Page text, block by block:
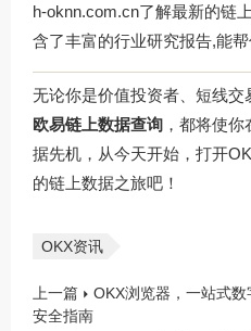
h-oknn.com.cn了解最新的链
含了丰富的行业研究报告,能
无论你是价值投资者、短线
欧易链上数据查询 ，都将使
据先机，从今天开始，打开
的链上数据之旅吧！
OKX资讯
上一篇
OKX浏览器，一站式
安全指南